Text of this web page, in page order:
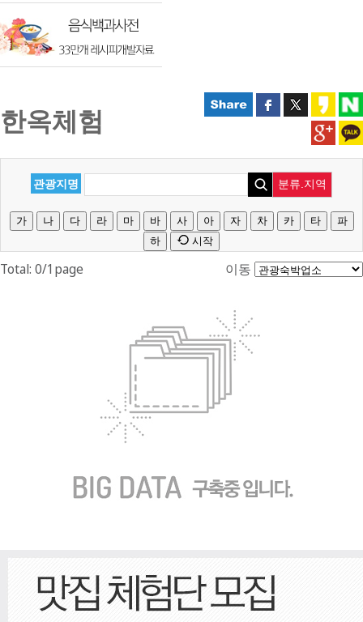
한옥체험
관광지명 분류.지역
가 나 다 라 마 바 사 아 자 차 카 타
파
하
시작
Total: 0/1page 이동